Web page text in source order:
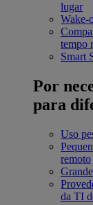
lugar
tempo
Smart
Por
para
Uso
remoto
da TI